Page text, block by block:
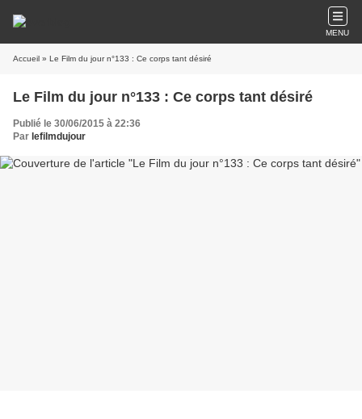
MENU
Accueil » Le Film du jour n°133 : Ce corps tant désiré
Le Film du jour n°133 : Ce corps tant désiré
Publié le 30/06/2015 à 22:36
Par lefilmdujour